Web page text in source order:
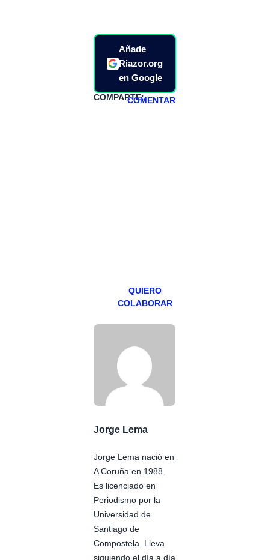
Añade
Riazor.org
en Google
COMPARTE:COMENTAR
QUIERO
COLABORAR
Jorge Lema
Jorge Lema nació en
A Coruña en 1988.
Es licenciado en
Periodismo por la
Universidad de
Santiago de
Compostela. Lleva
siguiendo el día a día